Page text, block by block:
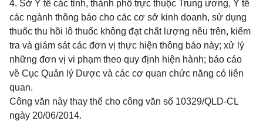
4. Sở Y tế các tỉnh, thành phố trực thuộc Trung ương, Y tế
các ngành thông báo cho các cơ sở kinh doanh, sử dụng
thuốc thu hồi lô thuốc không đạt chất lượng nêu trên, kiểm
tra và giám sát các đơn vị thực hiện thông báo này; xử lý
những đơn vị vi phạm theo quy định hiện hành; báo cáo
về Cục Quản lý Dược và các cơ quan chức năng có liên
quan.
Công văn này thay thế cho công văn số 10329/QLD-CL
ngày 20/06/2014.